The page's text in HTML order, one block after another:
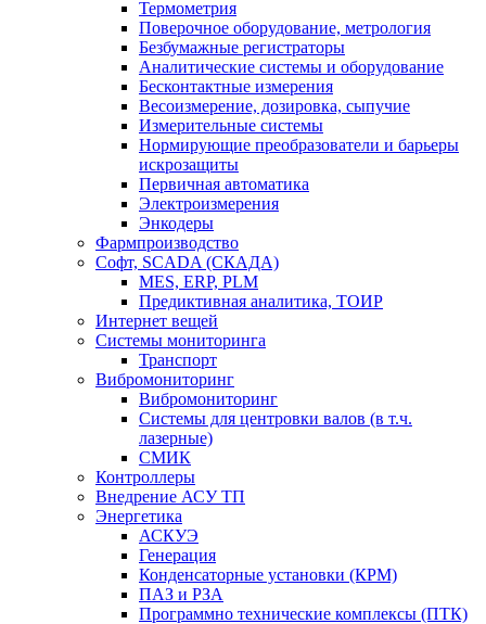
Термометрия
Поверочное оборудование, метрология
Безбумажные регистраторы
Аналитические системы и оборудование
Бесконтактные измерения
Весоизмерение, дозировка, сыпучие
Измерительные системы
Нормирующие преобразователи и барьеры
искрозащиты
Первичная автоматика
Электроизмерения
Энкодеры
Фармпроизводство
Софт, SCADA (СКАДА)
MES, ERP, PLM
Предиктивная аналитика, ТОИР
Интернет вещей
Системы мониторинга
Транспорт
Вибромониторинг
Вибромониторинг
Системы для центровки валов (в т.ч.
лазерные)
СМИК
Контроллеры
Внедрение АСУ ТП
Энергетика
АСКУЭ
Генерация
Конденсаторные установки (КРМ)
ПАЗ и РЗА
Программно технические комплексы (ПТК)